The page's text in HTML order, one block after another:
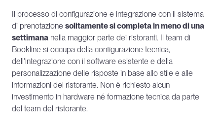
Il processo di configurazione e integrazione con il sistema
di prenotazione solitamente si completa in meno di una
settimana nella maggior parte dei ristoranti. Il team di
Bookline si occupa della configurazione tecnica,
dell'integrazione con il software esistente e della
personalizzazione delle risposte in base allo stile e alle
informazioni del ristorante. Non è richiesto alcun
investimento in hardware né formazione tecnica da parte
del team del ristorante.